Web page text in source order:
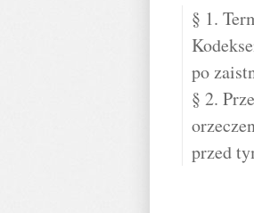
§ 1.
po
§ 2.
przed